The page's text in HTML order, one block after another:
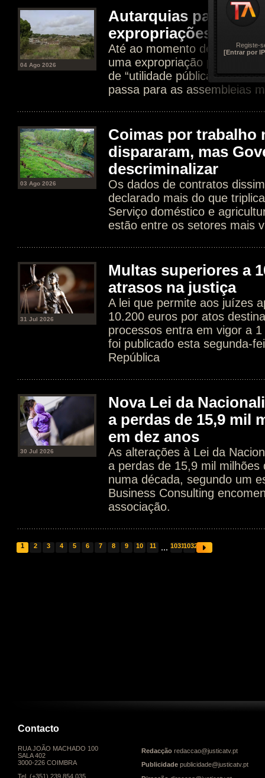
04 Ago 2026
Autarquias passam
expropriações por
Até ao momento dependia
uma expropriação
de “utilidade pública”. Agora,
passa para as assembleias
03 Ago 2026
Coimas por trabalho
dispararam, mas
descriminalizar
Os dados de contratos
declarado mais do que
Serviço doméstico e
estão entre os setores mais
31 Jul 2026
Multas superiores a
atrasos na justiça
A lei que permite aos juízes
10.200 euros por atos
processos entra em vigor a
foi publicado esta segunda-
República
30 Jul 2026
Nova Lei da
a perdas de 15,9 mil
em dez anos
As alterações à Lei da
a perdas de 15,9 mil milhões
numa década, segundo um
Business Consulting
associação.
1 2 3 4 5 6 7 8 9 10 11 ... 10311032
Contacto
RUA JOÃO MACHADO 100
SALA 402
3000-226 COIMBRA
Tel. (+351) 239 854 035
Redacção redaccao@justicatv.pt
Publicidade publicidade@justicatv.pt
Registe-
[Entrar por